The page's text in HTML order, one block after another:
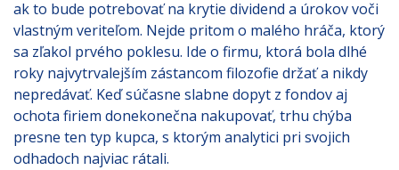
ak to bude potrebovať na krytie dividend a úrokov voči
vlastným veriteľom. Nejde pritom o malého hráča, ktorý
sa zľakol prvého poklesu. Ide o firmu, ktorá bola dlhé
roky najvytrvalejším zástancom filozofie držať a nikdy
nepredávať. Keď súčasne slabne dopyt z fondov aj
ochota firiem donekonečna nakupovať, trhu chýba
presne ten typ kupca, s ktorým analytici pri svojich
odhadoch najviac rátali.